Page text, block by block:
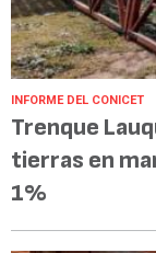
INFORME DEL CONICET
Trenque
tierras en
1%